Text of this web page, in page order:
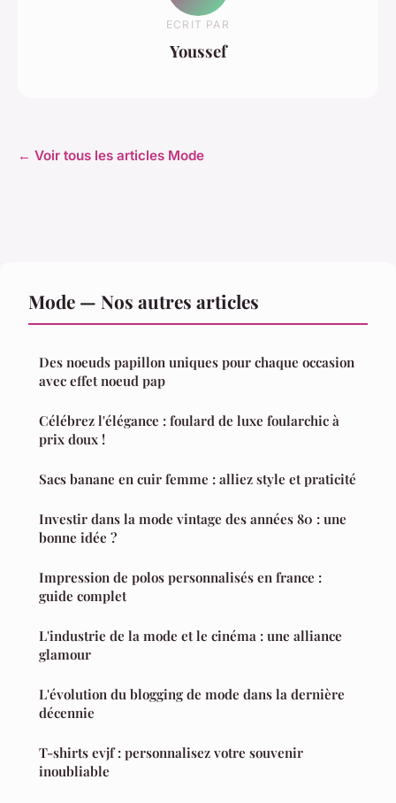
ECRIT PAR
Youssef
← Voir tous les articles Mode
Mode — Nos autres articles
Des noeuds papillon uniques pour chaque occasion
avec effet noeud pap
Célébrez l'élégance : foulard de luxe foularchic à
prix doux !
Sacs banane en cuir femme : alliez style et praticité
Investir dans la mode vintage des années 80 : une
bonne idée ?
Impression de polos personnalisés en france :
guide complet
L'industrie de la mode et le cinéma : une alliance
glamour
L'évolution du blogging de mode dans la dernière
décennie
T-shirts evjf : personnalisez votre souvenir
inoubliable